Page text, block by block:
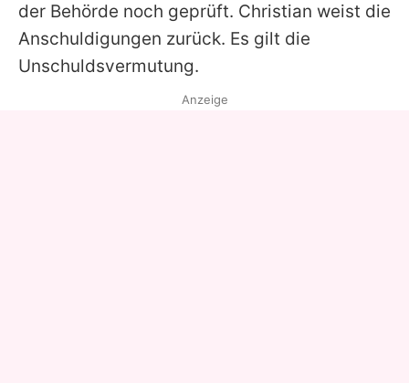
der Behörde noch geprüft. Christian weist die
Anschuldigungen zurück. Es gilt die
Unschuldsvermutung.
Anzeige